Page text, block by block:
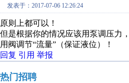
发表于：2017-07-06 12:26:24
原则上都可以！
但是根据你的情况应该用泵调压力，
用阀调节“流量”（保证液位）！
回复 引用 举报
热门招聘